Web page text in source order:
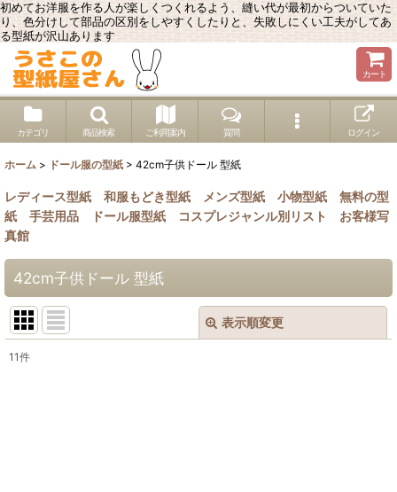
初めてお洋服を作る人が楽しくつくれるよう、縫い代が最初からついていた
り、色分けして部品の区別をしやすくしたりと、失敗しにくい工夫がしてあ
る型紙が沢山あります
カート
カテゴリ 商品検索 ご利用案内 質問 ログイン
ホーム > ドール服の型紙 > 42cm子供ドール 型紙
レディース型紙 和服もどき型紙 メンズ型紙 小物型紙
無料の型
紙
手芸用品 ドール服型紙 コスプレジャンル別リスト
お客様写
真館
42cm子供ドール 型紙
表示順変更
11件